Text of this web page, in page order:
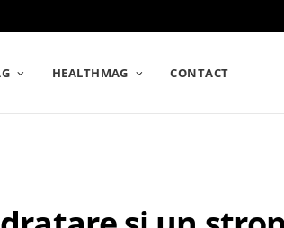
HEALTHMAG CONTACT